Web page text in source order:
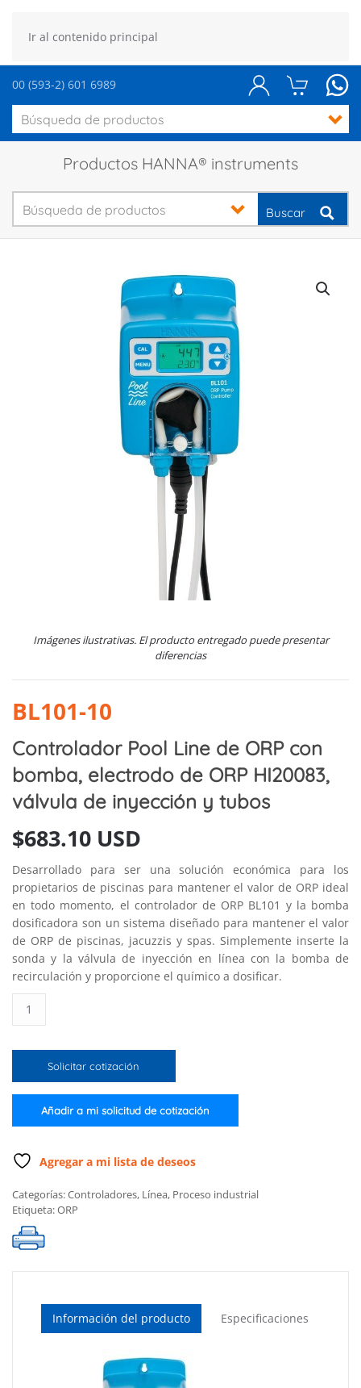
Ir al contenido principal
00 (593-2) 601 6989
Productos HANNA® instruments
Buscar
Imágenes ilustrativas. El producto entregado puede presentar
diferencias
BL101-10
Controlador Pool Line de ORP con
bomba, electrodo de ORP HI20083,
válvula de inyección y tubos
$683.10 USD
Desarrollado para ser una solución económica para los
propietarios de piscinas para mantener el valor de ORP ideal
en todo momento, el controlador de ORP BL101 y la bomba
dosificadora son un sistema diseñado para mantener el valor
de ORP de piscinas, jacuzzis y spas. Simplemente inserte la
sonda y la válvula de inyección en línea con la bomba de
recirculación y proporcione el químico a dosificar.
Pool
de
bomba,
electrodo
ORP
válvula
de
inyección
y
Solicitar cotización
Añadir a mi solicitud de cotización
Agregar a mi lista de deseos
Categorías:Controladores, Línea, Proceso industrial
Etiqueta:ORP
Información del producto Especificaciones